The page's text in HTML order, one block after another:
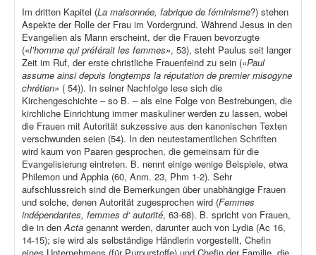
Im dritten Kapitel (La maisonnée, fabrique de féminisme?) stehen
Aspekte der Rolle der Frau im Vordergrund. Während Jesus in den
Evangelien als Mann erscheint, der die Frauen bevorzugte
(«l’homme qui préférait les femmes», 53), steht Paulus seit langer
Zeit im Ruf, der erste christliche Frauenfeind zu sein («Paul
assume ainsi depuis longtemps la réputation de premier misogyne
chrétien» ( 54)). In seiner Nachfolge lese sich die
Kirchengeschichte – so B. – als eine Folge von Bestrebungen, die
kirchliche Einrichtung immer maskuliner werden zu lassen, wobei
die Frauen mit Autorität sukzessive aus den kanonischen Texten
verschwunden seien (54). In den neutestamentlichen Schriften
wird kaum von Paaren gesprochen, die gemeinsam für die
Evangelisierung eintreten. B. nennt einige wenige Beispiele, etwa
Philemon und Apphia (60, Anm. 23, Phm 1-2). Sehr
aufschlussreich sind die Bemerkungen über unabhängige Frauen
und solche, denen Autorität zugesprochen wird (Femmes
indépendantes, femmes d‘ autorité, 63-68). B. spricht von Frauen,
die in denActa genannt werden, darunter auch von Lydia (Ac 16,
14-15); sie wird als selbständige Händlerin vorgestellt, Chefin